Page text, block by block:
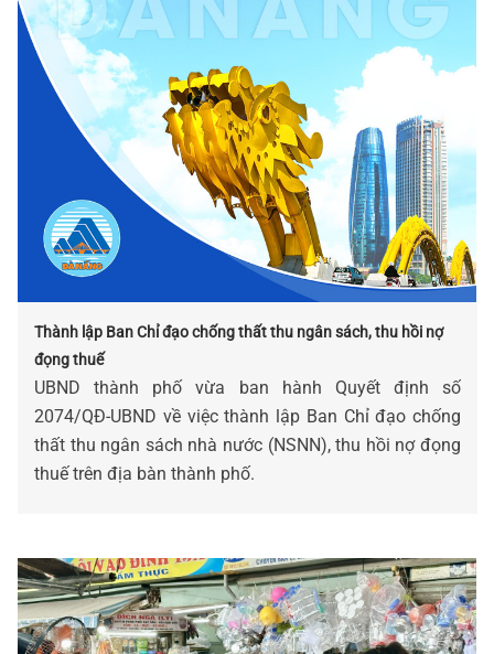
Thành lập Ban Chỉ đạo chống thất thu ngân sách, thu hồi nợ
đọng thuế
UBND thành phố vừa ban hành Quyết định số
2074/QĐ-UBND về việc thành lập Ban Chỉ đạo chống
thất thu ngân sách nhà nước (NSNN), thu hồi nợ đọng
thuế trên địa bàn thành phố.